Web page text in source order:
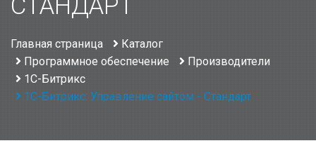
СТАНДАРТ
Главная страница
Каталог
Программное обеспечение
Производители
1С-Битрикс
1С-Битрикс: Управление сайтом - Стандарт